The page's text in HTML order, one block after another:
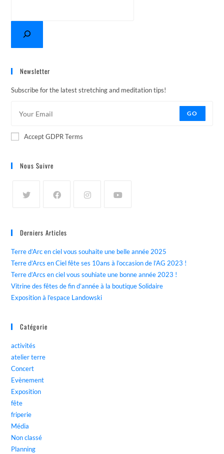
Newsletter
Subscribe for the latest stretching and meditation tips!
GO
Accept GDPR Terms
Nous Suivre
Derniers Articles
Terre d’Arc en ciel vous souhaite une belle année 2025
Terre d’Arcs en Ciel fête ses 10ans à l’occasion de l’AG 2023 !
Terre d’Arcs en ciel vous souhiate une bonne année 2023 !
Vitrine des fêtes de fin d’année à la boutique Solidaire
Exposition à l’espace Landowski
Catégorie
activités
atelier terre
Concert
Evènement
Exposition
fête
friperie
Média
Non classé
Planning